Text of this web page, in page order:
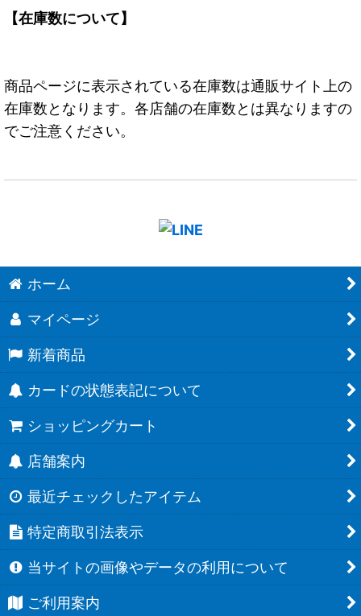
【在庫数について】
商品ページに表示されている在庫数は通販サイト上の
在庫数となります。各店舗の在庫数とは異なりますの
でご注意ください。
ホーム
マイページ
新着商品
カードの状態表記について
ショッピングカート
店舗案内
最近チェックしたアイテム
特定商取引法表示
当サイトの画像やデータの利用について
ご利用案内